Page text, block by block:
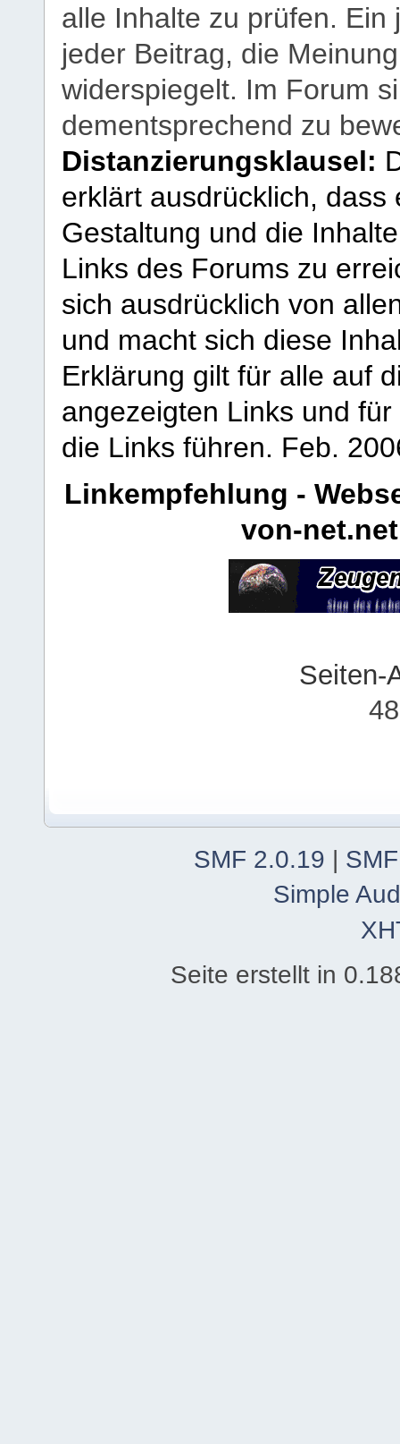
alle Inhalte zu prüfen.
jeder Beitrag, die
widerspiegelt. Im Forum
dementsprechend zu
Distanzierungsklausel:
erklärt ausdrücklich,
Gestaltung und die
Links des Forums zu
sich ausdrücklich von
und macht sich diese
Erklärung gilt für alle auf
angezeigten Links und
die Links führen. Feb.
Linkempfehlung -
von-net.net
Seiten-
SMF 2.0.19 |
Simple
Seite erstellt in